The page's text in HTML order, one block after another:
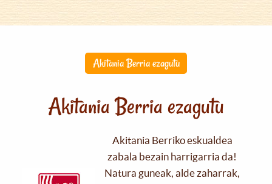
Akitania Berria ezagutu
Akitania Berria ezagutu
Akitania Berriko eskualdea
zabala bezain harrigarria da!
Natura guneak, alde zaharrak,